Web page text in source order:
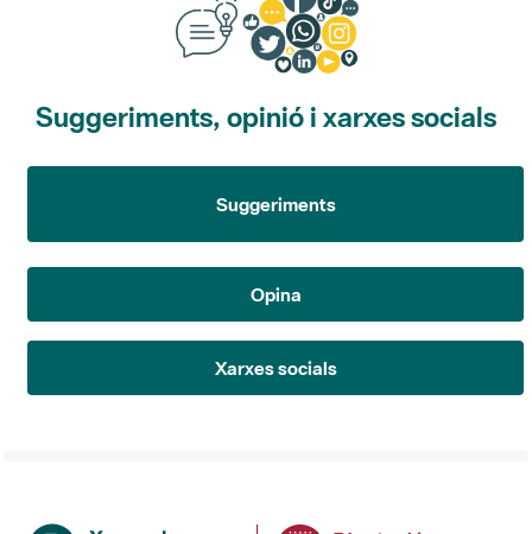
Suggeriments, opinió i xarxes socials
Suggeriments
Opina
Xarxes socials